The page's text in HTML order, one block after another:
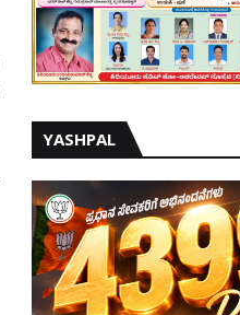
YASHPAL